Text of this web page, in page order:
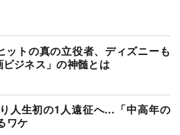
ットの真の立役者、ディズニーも
ジネス」の神髄とは
人生初の1人遠征へ…「中高年の
ワケ